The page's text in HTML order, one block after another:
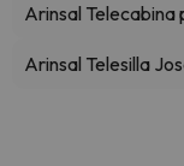
Arinsal Telecabina
Arinsal Telesilla